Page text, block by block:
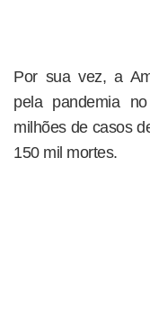
Por sua vez, a
pela pandemia
milhões de casos
150 mil mortes.